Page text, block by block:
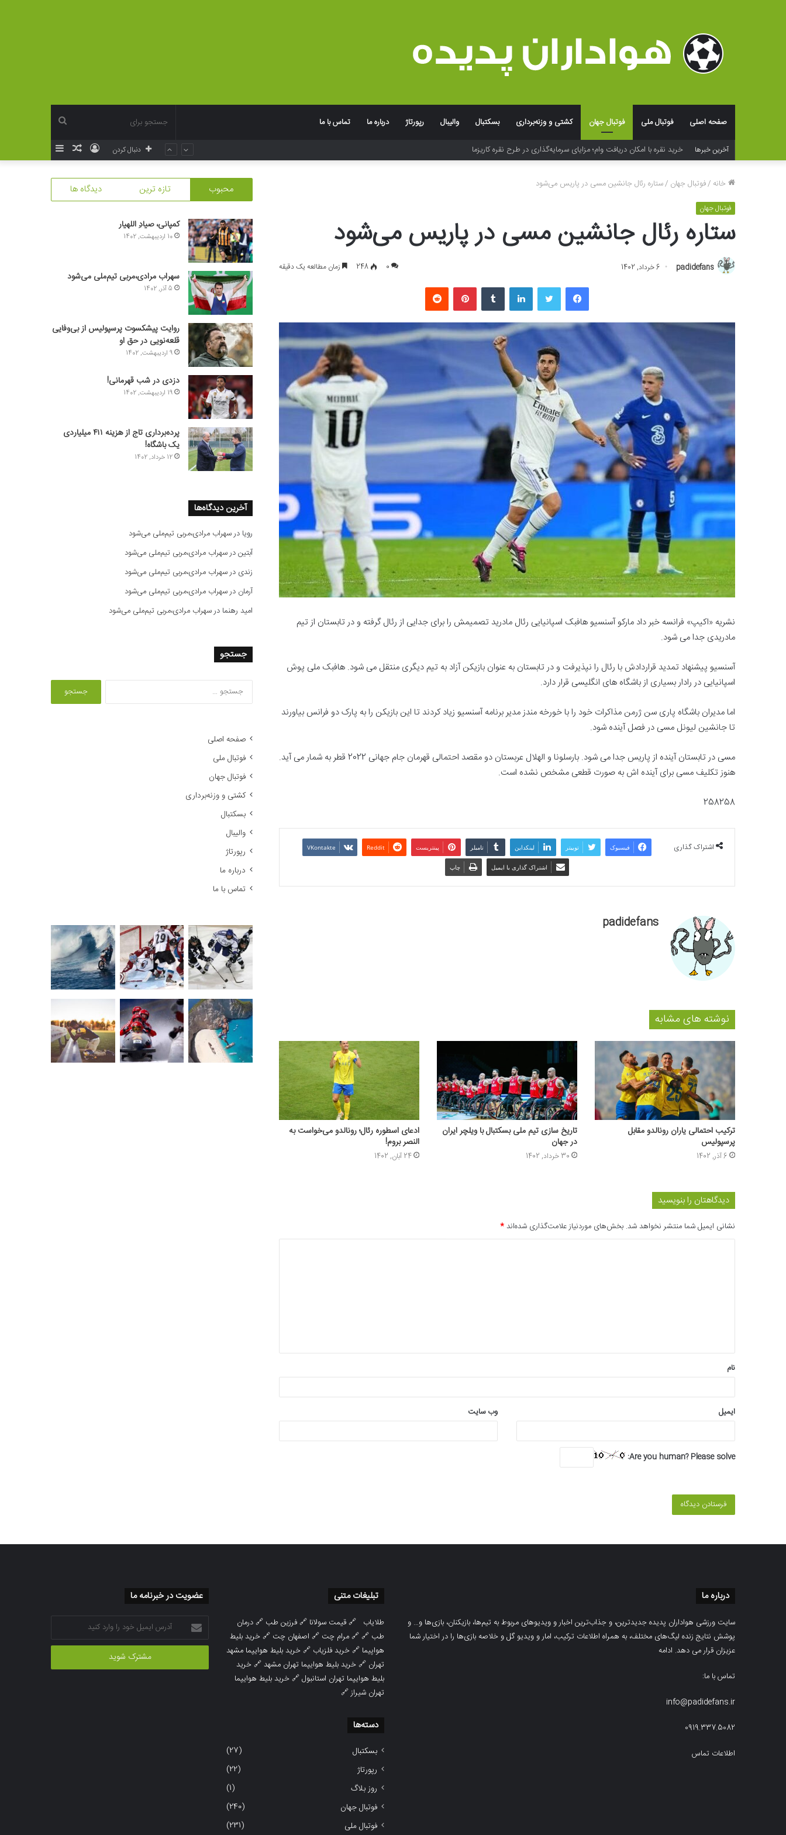
صفحه اصلی فوتبال ملی فوتبال جهان کشتی و وزنه‌برداری بسکتبال والیبال رپورتاژ درباره ما تماس با ما
برای آخرین خبرها خرید نقره با امکان دریافت وام؛ مزایای سرمایه‌گذاری در طرح نقره کاریزما
نوشته
ورود دنبال کردن
خانه /فوتبال جهان /ستاره رئال جانشین مسی در پاریس می‌شود
فوتبال جهان
ستاره رئال جانشین مسی در پاریس می‌شود
padidefans 6 خرداد, 1402 0
248 زمان مطالعه یک دقیقه
فیسبوک لینکداین پینتریست
نشریه «اکیپ» فرانسه خبر داد مارکو آسنسیو هافبک اسپانیایی رئال مادرید تصمیمش را برای جدایی از رئال گرفته و در تابستان از تیم
مادریدی جدا می شود.
آسنسیو پیشنهاد تمدید قراردادش با رئال را نپذیرفت و در تابستان به عنوان بازیکن آزاد به تیم دیگری منتقل می شود. هافبک ملی پوش
اسپانیایی در رادار بسیاری از باشگاه های انگلیسی قرار دارد.
اما مدیران باشگاه پاری سن ژرمن مذاکرات خود را با خورخه مندز مدیر برنامه آسنسیو زیاد کردند تا این بازیکن را به پارک دو فرانس بیاورند
تا جانشین لیونل مسی در فصل آینده شود.
مسی در تابستان آینده از پاریس جدا می شود. بارسلونا و الهلال عربستان دو مقصد احتمالی قهرمان جام جهانی 2022 قطر به شمار می آید.
هنوز تکلیف مسی برای آینده اش به صورت قطعی مشخص نشده است.
258258
اشتراک گذاری فیسبوک توییتر لینکداین تامبلر پینتریست Reddit
VKontakte
اشتراک گذاری با ایمیل چاپ
padidefans
نوشته های مشابه
ترکیب احتمالی یاران رونالدو مقابل
پرسپولیس
6 آذر, 1402
تاریخ سازی تیم ملی بسکتبال با ویلچر ایران
در جهان
30 خرداد, 1402
ادعای اسطوره رئال؛ رونالدو می‌خواست به
النصر بروم!
24 آبان, 1402
دیدگاهتان را بنویسید
نشانی ایمیل شما منتشر نخواهد شد. بخش‌های موردنیاز علامت‌گذاری شده‌اند*
*
نام
ایمیل وب‌ سایت
Are you human? Please solve:
محبوب تازه ترین دیدگاه ها
کمپانی، صیادِ اللهیار
10 اردیبهشت, 1402
سهراب مرادی،مربی تیم‌ملی می‌شود
5 آذر, 1402
روایت پیشکسوت پرسپولیس از بی‌وفایی
قلعه‌نویی در حق او
9 اردیبهشت, 1402
دزدی در شب قهرمانی!
19 اردیبهشت, 1402
پرده‌برداری تاج از هزینه ۴۱۱ میلیاردی
یک باشگاه!
12 خرداد, 1402
آخرین دیدگاه‌ها
رویا درسهراب مرادی،مربی تیم‌ملی می‌شود
آبتیندرسهراب مرادی،مربی تیم‌ملی می‌شود
زندی درسهراب مرادی،مربی تیم‌ملی می‌شود
آرمان درسهراب مرادی،مربی تیم‌ملی می‌شود
امید رهنما درسهراب مرادی،مربی تیم‌ملی می‌شود
جستجو
صفحه اصلی
فوتبال ملی
فوتبال جهان
کشتی و وزنه‌برداری
بسکتبال
والیبال
رپورتاژ
درباره ما
تماس با ما
درباره ما
سایت ورزشی هواداران پدیده جدیدترین، و جذاب‌ترین اخبار و ویدیوهای مربوط به تیم‌ها، بازیکنان، بازی‌ها و… و
پوشش نتایج زنده لیگ‌های مختلف، به همراه اطلاعات ترکیب، امار و ویدیو‌‌ گل‌ و خلاصه بازی‌ها را در اختیار شما
عزیزان قرار می دهد. ادامه
تماس با ما:
info@padidefans.ir
0919.337.5082
اطلاعات تماس
تبلیغات متنی
طلایاب 🔗قیمت سولانا 🔗فرزین طب 🔗درمان
طب 🔗 🔗مرام چت 🔗 اصفهان چت 🔗خرید بلیط
هواپیما 🔗خرید فلزیاب 🔗خرید بلیط هوایپما مشهد
تهران 🔗خرید بلیط هوایپما تهران مشهد🔗خرید
بلیط هوایپما تهران استانبول🔗خرید بلیط هوایپما
تهران شیراز🔗
دسته‌ها
بسکتبال
(27)
رپورتاژ
(22)
روز بلاگ
(1)
فوتبال جهان
(240)
فوتبال ملی
(231)
عضویت در خبرنامه ما
آدرس
ایمیل
خود
وارد